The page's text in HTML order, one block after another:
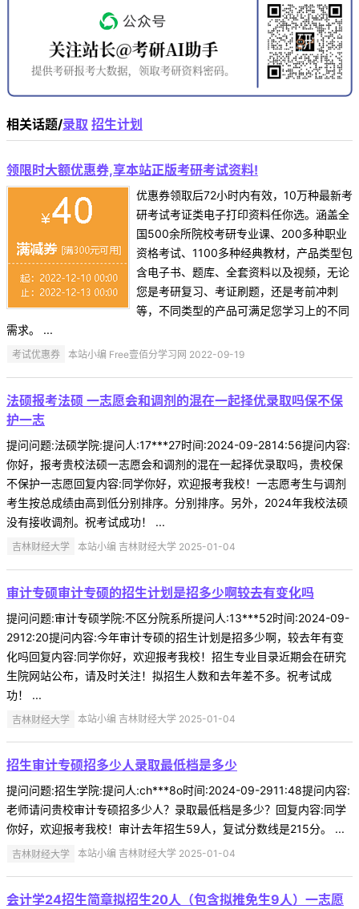
相关话题/录取 招生计划
领限时大额优惠券,享本站正版考研考试资料!
优惠券领取后72小时内有效，10万种最新考
研考试考证类电子打印资料任你选。涵盖全
国500余所院校考研专业课、200多种职业
资格考试、1100多种经典教材，产品类型包
含电子书、题库、全套资料以及视频，无论
您是考研复习、考证刷题，还是考前冲刺
等，不同类型的产品可满足您学习上的不同
需求。 ...
考试优惠券 本站小编 Free壹佰分学习网 2022-09-19
法硕报考法硕 一志愿会和调剂的混在一起择优录取吗保不保
护一志
提问问题:法硕学院:提问人:17***27时间:2024-09-2814:56提问内容:
你好，报考贵校法硕一志愿会和调剂的混在一起择优录取吗，贵校保
不保护一志愿回复内容:同学你好，欢迎报考我校！一志愿考生与调剂
考生按总成绩由高到低分别排序。分别排序。另外，2024年我校法硕
没有接收调剂。祝考试成功！ ...
吉林财经大学 本站小编 吉林财经大学 2025-01-04
审计专硕审计专硕的招生计划是招多少啊较去有变化吗
提问问题:审计专硕学院:不区分院系所提问人:13***52时间:2024-09-
2912:20提问内容:今年审计专硕的招生计划是招多少啊，较去年有变
化吗回复内容:同学你好，欢迎报考我校！招生专业目录近期会在研究
生院网站公布，请及时关注！拟招生人数和去年差不多。祝考试成
功！ ...
吉林财经大学 本站小编 吉林财经大学 2025-01-04
招生审计专硕招多少人录取最低档是多少
提问问题:招生学院:提问人:ch***8o时间:2024-09-2911:48提问内容:
老师请问贵校审计专硕招多少人？录取最低档是多少？回复内容:同学
你好，欢迎报考我校！审计去年招生59人，复试分数线是215分。 ...
吉林财经大学 本站小编 吉林财经大学 2025-01-04
会计学24招生简章拟招生20人（包含拟推免生9人）一志愿